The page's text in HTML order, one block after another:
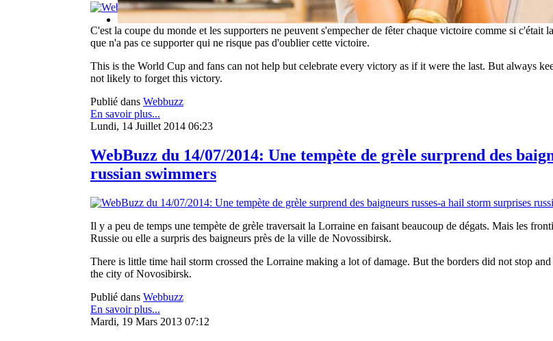
C'est la coupe du monde et les supporters ne peuvent s'empecher de fêter chaque victoire comme si
que n'a pas ce supporter qui ne risque pas d'oublier cette victoire.
This is the World Cup and fans can not help but celebrate every victory as if it were the last. But always
not likely to forget this victory.
Publié dans Webbuzz
En savoir plus...
Lundi, 14 Juillet 2014 06:23
WebBuzz du 14/07/2014: Une tempète de grèle surprend des
russian swimmers
Il y a peu de temps une tempète de grèle traversait la Lorraine en faisant beaucoup de dégats. Mais les
Russie ou elle a surpris des baigneurs près de la ville de Novossibirsk.
There is little time hail storm crossed the Lorraine making a lot of damage. But the borders did not stop
the city of Novosibirsk.
Publié dans Webbuzz
En savoir plus...
Mardi, 19 Mars 2013 07:12